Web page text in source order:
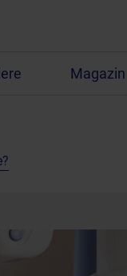
Magazin